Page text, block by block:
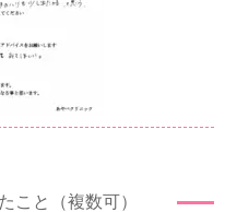
こと（複数可）